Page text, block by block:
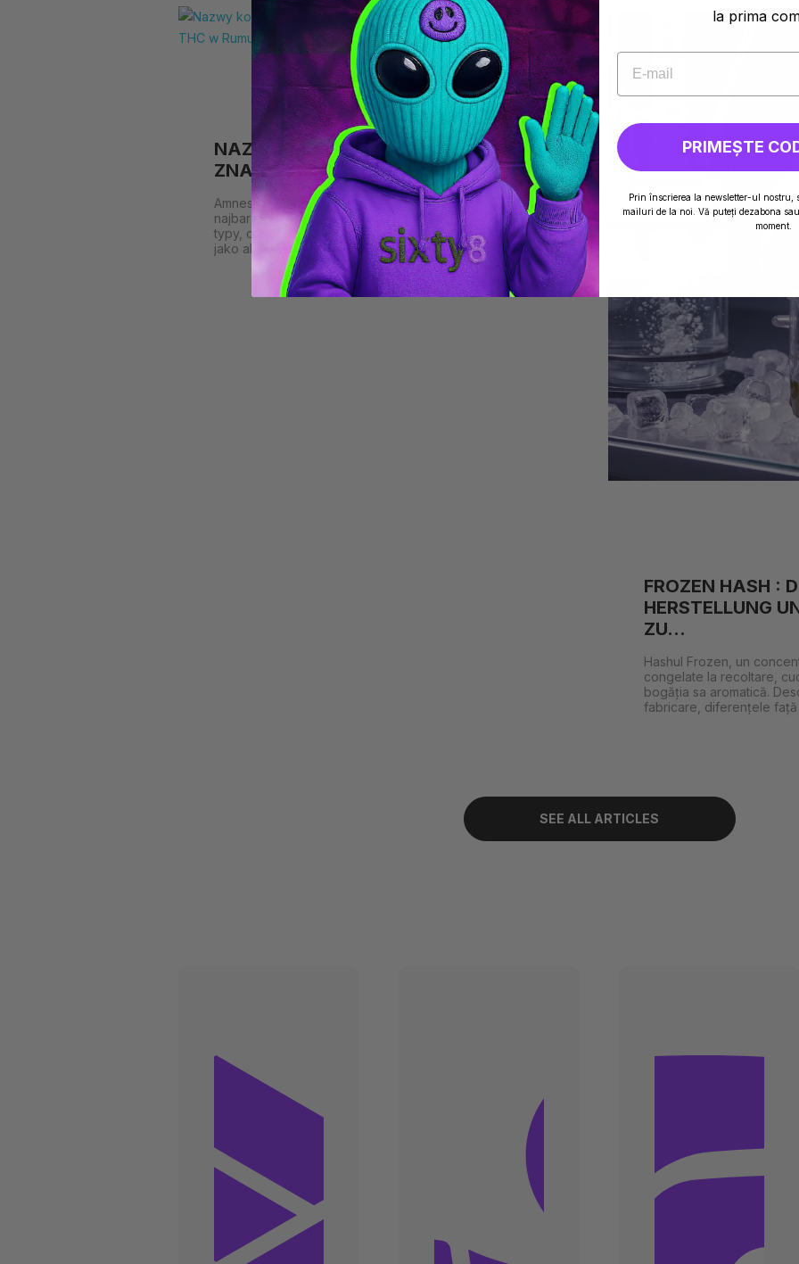
NAZWY KONOPI | NAJBARDZIEJ
ZNANE ODMIANY CBD I...
Amnesia Haze, OG Kush, Gelato, Runtz... Odkryj
najbardziej znane nazwy odmian konopi w Rumunii, ich
typy, cenione efekty oraz dostępność w wersji CBD lub
jako alternatywa dla THC w Sixty8.
FROZEN HASH :
HERSTELLUNG
ZU...
Hashul Frozen, un
congelate la recoltare,
bogăția sa aromatică.
fabricare, diferențele față
SEE ALL ARTICLES
la prima
PRIMEȘTE
Prin înscrierea la newsletter-ul nostru,
mailuri de la noi. Vă puteți dezabona
moment.